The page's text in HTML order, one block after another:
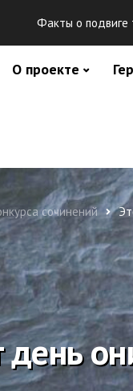
О проекте
сочинений
день
Факты о подвиге